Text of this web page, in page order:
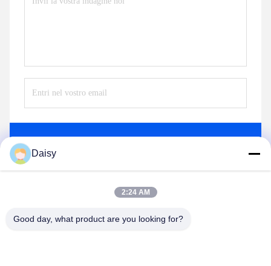
Daisy
2:24 AM
Good day, what product are you looking for?